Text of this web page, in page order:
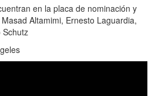
en la placa de nominación y
Altamimi, Ernesto Laguardia,
Schutz